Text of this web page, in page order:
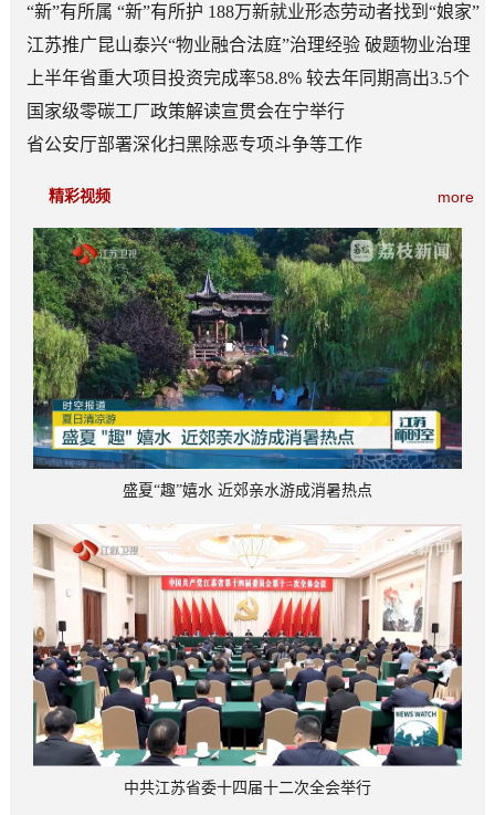
“新”有所属 “新”有所护 188万新就业形态劳动者找到“娘家”
江苏推广昆山泰兴“物业融合法庭”治理经验 破题物业治理
“老大难”
上半年省重大项目投资完成率58.8% 较去年同期高出3.5个
百分点
国家级零碳工厂政策解读宣贯会在宁举行
省公安厅部署深化扫黑除恶专项斗争等工作
more
精彩视频
盛夏“趣”嬉水 近郊亲水游成消暑热点
中共江苏省委十四届十二次全会举行